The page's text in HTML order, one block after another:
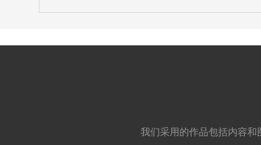
我们采用的作品包括内容和